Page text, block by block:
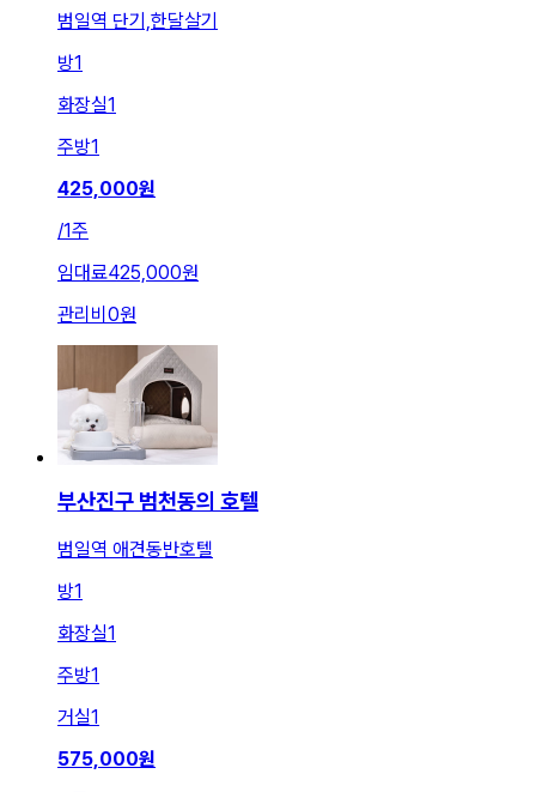
범일역 단기,한달살기
방1
화장실1
주방1
425,000원
/1주
임대료425,000원
관리비 0원
부산진구 범천동의 호텔
범일역 애견동반호텔
방1
화장실1
주방1
거실1
575,000원